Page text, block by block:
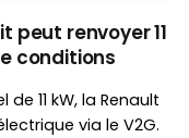
peut renvoyer 11
conditions
11 kW, la Renault
via le V2G.